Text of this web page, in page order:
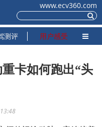
www.ecv360.com
测评 用户感受
卡如何跑出“头